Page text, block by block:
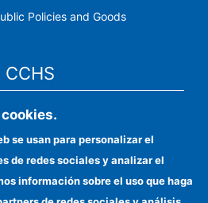
Policies and Goods
CCHS
Office
identity
for providers
se usan para personalizar el
de redes sociales y analizar el
información sobre el uso que haga